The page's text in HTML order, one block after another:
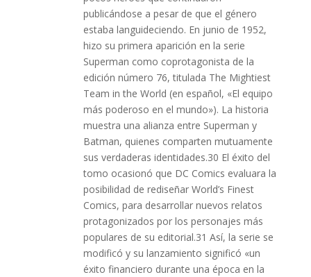
publicándose a pesar de que el género
estaba languideciendo. En junio de 1952,
hizo su primera aparición en la serie
Superman como coprotagonista de la
edición número 76, titulada The Mightiest
Team in the World (en español, «El equipo
más poderoso en el mundo»). La historia
muestra una alianza entre Superman y
Batman, quienes comparten mutuamente
sus verdaderas identidades.30 El éxito del
tomo ocasionó que DC Comics evaluara la
posibilidad de rediseñar World’s Finest
Comics, para desarrollar nuevos relatos
protagonizados por los personajes más
populares de su editorial.31 Así, la serie se
modificó y su lanzamiento significó «un
éxito financiero durante una época en la